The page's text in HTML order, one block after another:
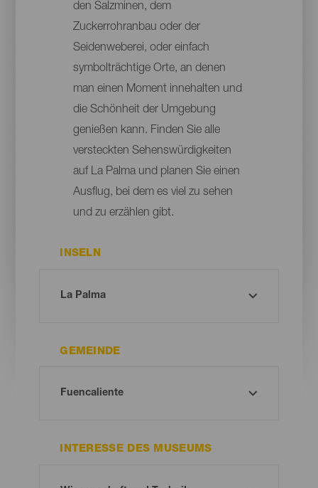
den Salzminen, dem
Zuckerrohranbau oder der
Seidenweberei, oder einfach
symbolträchtige Orte, an denen
man einen Moment innehalten und
die Schönheit der Umgebung
genießen kann. Finden Sie alle
versteckten Sehenswürdigkeiten
auf La Palma und planen Sie einen
Ausflug, bei dem es viel zu sehen
und zu erzählen gibt.
INSELN
GEMEINDE
INTERESSE DES MUSEUMS